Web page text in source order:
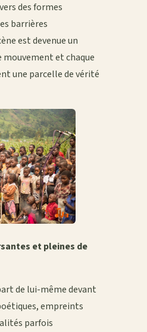
des formes
barrières
est devenue un
mouvement et chaque
une parcelle de vérité
et pleines de
de lui-même devant
empreints
parfois